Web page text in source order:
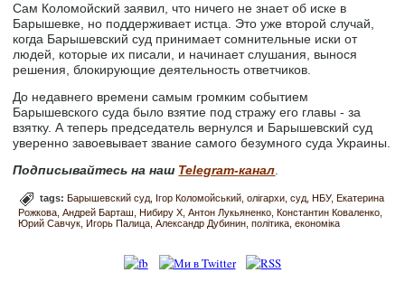
Сам Коломойский заявил, что ничего не знает об иске в
Барышевке, но поддерживает истца. Это уже второй случай,
когда Барышевский суд принимает сомнительные иски от
людей, которые их писали, и начинает слушания, вынося
решения, блокирующие деятельность ответчиков.
До недавнего времени самым громким событием
Барышевского суда было взятие под стражу его главы - за
взятку. А теперь председатель вернулся и Барышевский суд
уверенно завоевывает звание самого безумного суда Украины.
Подписывайтесь на наш Telegram-канал.
tags:Барышевский суд Ігор Коломойський олігархи суд НБУ Екатерина
Рожкова Андрей Барташ Нибиру Х Антон Лукьяненко
Константин Коваленко
Юрий Савчук
Игорь Палица Александр Дубинин політика економіка